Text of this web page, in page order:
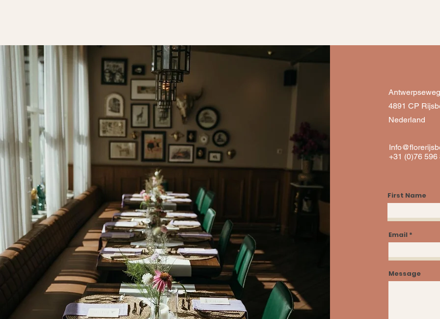
4891 CP
Nederland
+31 (0)76 596
First Name
Email
Message